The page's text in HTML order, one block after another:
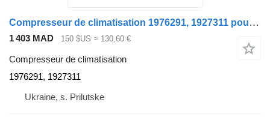
Compresseur de climatisation 1976291, 1927311 pour tracteur routier DAF CF 85
1 403 MAD 150 $US ≈ 130,60 €
Compresseur de climatisation
1976291, 1927311
Ukraine, s. Prilutske